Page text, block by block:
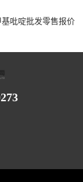
吡啶批发零售报价